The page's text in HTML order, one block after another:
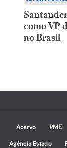
como VP
no Brasil
Acervo PME
Agência Estado